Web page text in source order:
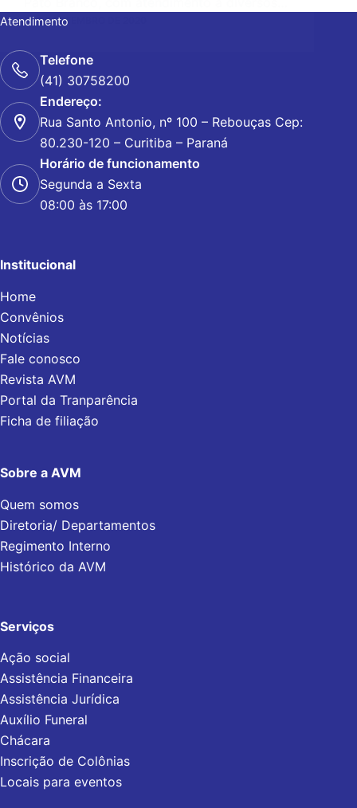
18 DE SETEMBRO DE 2020
Atendimento
Telefone
(41) 30758200
Endereço:
Rua Santo Antonio, nº 100 – Rebouças Cep:
80.230-120 – Curitiba – Paraná
Horário de funcionamento
Segunda a Sexta
08:00 às 17:00
Institucional
Home
Convênios
Notícias
Fale conosco
Revista AVM
Portal da Tranparência
Ficha de filiação
Sobre a AVM
Quem somos
Diretoria/ Departamentos
Regimento Interno
Histórico da AVM
Serviços
Ação social
Assistência Financeira
Assistência Jurídica
Auxílio Funeral
Chácara
Inscrição de Colônias
Locais para eventos